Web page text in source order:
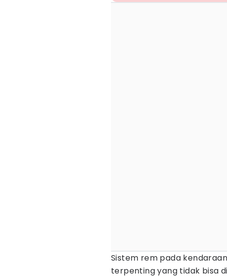
Sistem rem pada
terpenting yang tidak bisa